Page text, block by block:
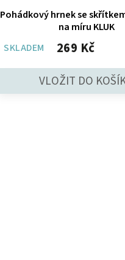
Pohádkový hrnek se
na míru KLUK
SKLADEM
269 Kč